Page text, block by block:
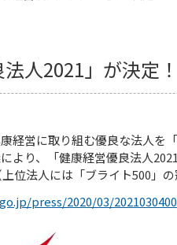
法人2021」が決定！
経営に取り組む優良な法人を
より、「健康経営優良法人
位法人には「ブライト500」
press/2020/03/